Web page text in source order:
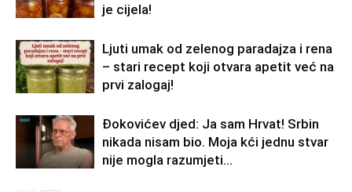
je cijela!
Ljuti umak od zelenog paradajza i rena
– stari recept koji otvara apetit već na
prvi zalogaj!
Đokovićev djed: Ja sam Hrvat! Srbin
nikada nisam bio. Moja kći jednu stvar
nije mogla razumjeti…